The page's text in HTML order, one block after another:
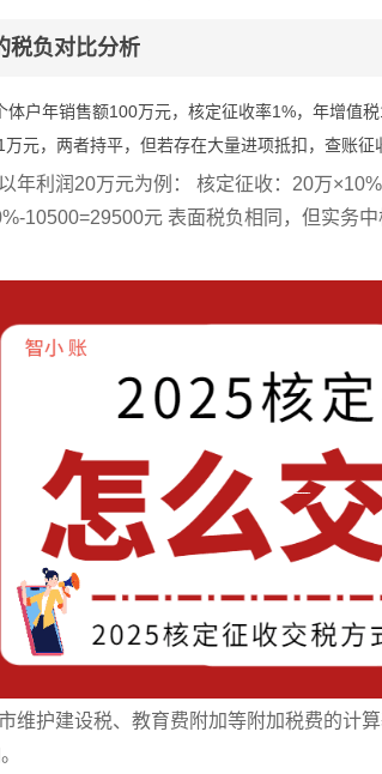
税负对比分析
体户年销售额100万元，核定征收率1%，年增值
元，两者持平，但若存在大量进项抵扣，查账征
年利润20万元为例： 核定征收：20万
10500=29500元 表面税负相同，但实务
维护建设税、教育费附加等附加税费的计